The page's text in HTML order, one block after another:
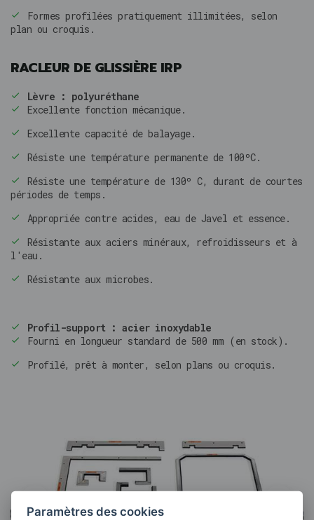
Formes profilées pratiquement illimitées, selon
plan ou croquis.
RACLEUR DE GLISSIÈRE IRP
Lèvre : polyuréthane
Excellente fonction mécanique.
Excellente capacité de balayage.
Résiste une température permanente de 100ºC.
Résiste une température de 130º C, durant de courtes
périodes de temps.
Appropriée contre acides, eau de Javel et essence.
Résistante aux aciers minéraux, refroidisseurs et à
l'eau.
Résistante aux microbes.
Profil-support : acier inoxydable
Fourni en longueur standard de 500 mm (en stock).
Profilé, prêt à monter, selon plans ou croquis.
Paramètres des cookies